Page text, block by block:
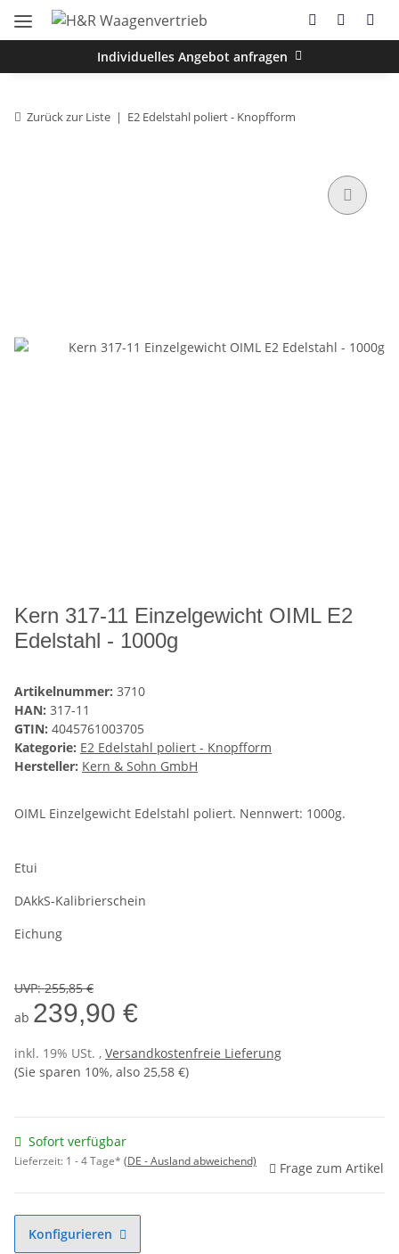
Individuelles Angebot anfragen
Zurück zur Liste E2 Edelstahl poliert - Knopfform
Kern 317-11 Einzelgewicht OIML E2
Edelstahl - 1000g
Artikelnummer: 3710
HAN: 317-11
GTIN: 4045761003705
Kategorie: E2 Edelstahl poliert - Knopfform
Hersteller: Kern & Sohn GmbH
OIML Einzelgewicht Edelstahl poliert. Nennwert: 1000g.
Etui
DAkkS-Kalibrierschein
Eichung
UVP:255,85 €
ab 239,90 €
inkl. 19% USt. , Versandkostenfreie Lieferung
(Sie sparen 10%, also 25,58 €)
Sofort verfügbar
Lieferzeit: 1 - 4 Tage* (DE - Ausland abweichend) Frage zum Artikel
Konfigurieren